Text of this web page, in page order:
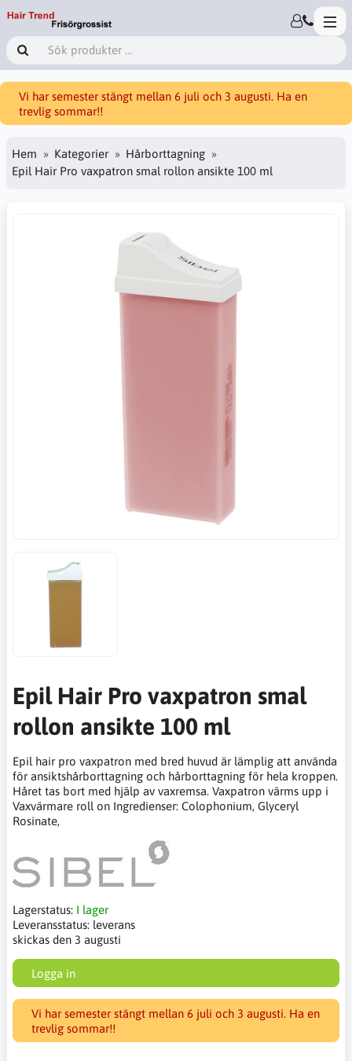
Vi har semester stängt mellan 6 juli och 3 augusti. Ha en
trevlig sommar!!
Hem Kategorier
Hårborttagning
Epil Hair Pro vaxpatron smal rollon ansikte 100 ml
Epil Hair Pro vaxpatron smal
rollon ansikte 100 ml
Epil hair pro vaxpatron med bred huvud är lämplig att använda
för ansiktshårborttagning och hårborttagning för hela kroppen.
Håret tas bort med hjälp av vaxremsa. Vaxpatron värms upp i
Vaxvärmare roll on Ingredienser: Colophonium, Glyceryl
Rosinate,
Lagerstatus: I lager
Leveransstatus: leverans
skickas den 3 augusti
Logga in
Vi har semester stängt mellan 6 juli och 3 augusti. Ha en
trevlig sommar!!